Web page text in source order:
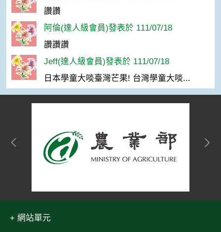
讚讚
阿倫(達人級會員)發表於 111/07/18
讚讚讚
Jeff(達人級會員)發表於 111/07/18
日本學童大啖臺灣芒果! 台灣學童大啖...
網站單元